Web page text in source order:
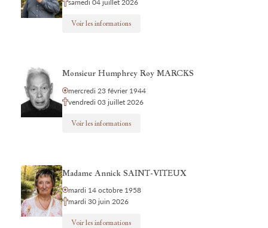
samedi 04 juillet 2026
Voir les informations
Monsieur Humphrey Roy MARCKS
mercredi 23 février 1944
vendredi 03 juillet 2026
Voir les informations
Madame Annick SAINT-VITEUX
mardi 14 octobre 1958
mardi 30 juin 2026
Voir les informations